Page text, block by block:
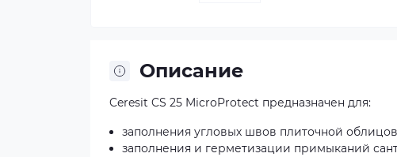
Описание
Ceresit CS 25 MicroProtect предназначен для:
заполнения угловых швов плиточной
заполнения и герметизации примыканий